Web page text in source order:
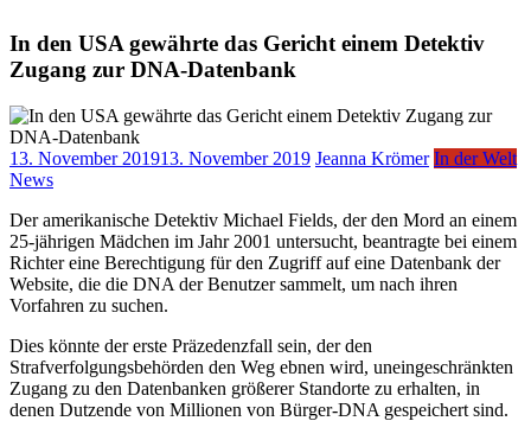
In den USA gewährte das Gericht einem Detektiv
Zugang zur DNA-Datenbank
13. November 201913. November 2019 Jeanna Krömer In der Welt
News
Der amerikanische Detektiv Michael Fields, der den Mord an einem
25-jährigen Mädchen im Jahr 2001 untersucht, beantragte bei einem
Richter eine Berechtigung für den Zugriff auf eine Datenbank der
Website, die die DNA der Benutzer sammelt, um nach ihren
Vorfahren zu suchen.
Dies könnte der erste Präzedenzfall sein, der den
Strafverfolgungsbehörden den Weg ebnen wird, uneingeschränkten
Zugang zu den Datenbanken größerer Standorte zu erhalten, in
denen Dutzende von Millionen von Bürger-DNA gespeichert sind.